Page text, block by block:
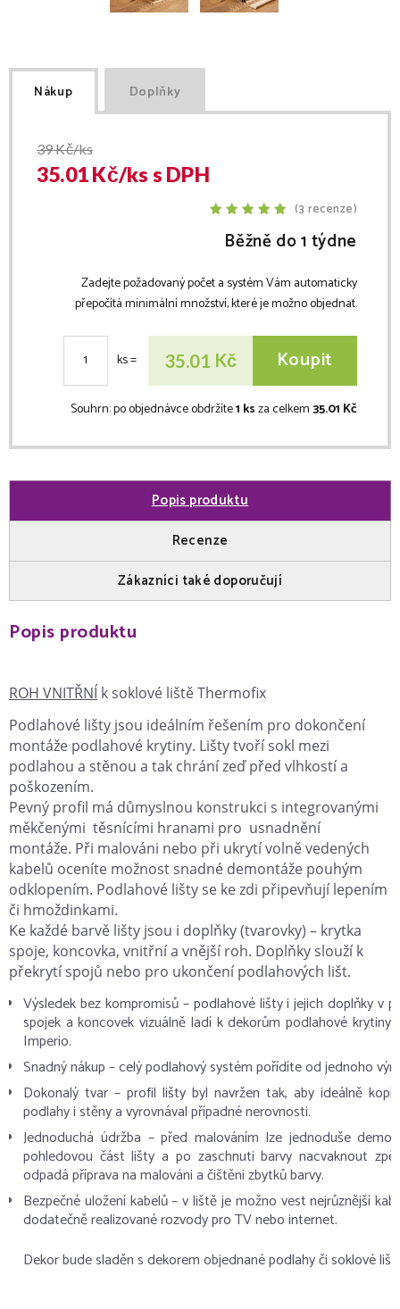
Nákup Doplňky
39Kč/ks
35.01Kč/ks s DPH
(3 recenze)
Běžně do 1 týdne
Zadejte požadovaný počet a systém Vám automaticky
přepočítá minimální množství, které je možno objednat.
ks= 35.01 Kč Koupit
Souhrn:po objednávce obdržíte1 ksza celkem35.01 Kč
Popis produktu
Recenze
Zákazníci také doporučují
Popis produktu
ROH VNITŘNÍ k soklové liště Thermofix
Podlahové lišty jsou ideálním řešením pro dokončení
montáže podlahové krytiny. Lišty tvoří sokl mezi
podlahou a stěnou a tak chrání zeď před vlhkostí a
poškozením.
Pevný profil má důmyslnou konstrukci s integrovanými
měkčenými těsnícími hranami pro usnadnění
montáže. Při malováni nebo při ukrytí volně vedených
kabelů oceníte možnost snadné demontáže pouhým
odklopením. Podlahové lišty se ke zdi připevňují lepením
či hmoždinkami.
Ke každé barvě lišty jsou i doplňky (tvarovky) – krytka
spoje, koncovka, vnitřní a vnější roh. Doplňky slouží k
překrytí spojů nebo pro ukončení podlahových lišt.
Výsledek bez kompromisů – podlahové lišty i jejich doplňky v
spojek a koncovek vizuálně ladí k dekorům podlahové krytiny
Imperio.
Snadný nákup – celý podlahový systém pořídíte od jednoho
Dokonalý tvar – profil lišty byl navržen tak, aby ideálně
podlahy i stěny a vyrovnával případné nerovnosti.
Jednoduchá údržba – před malováním lze jednoduše
pohledovou část lišty a po zaschnuti barvy nacvaknout
odpadá příprava na malováni a čištěni zbytků barvy.
Bezpečné uložení kabelů – v liště je možno vest nejrůznější
dodatečně realizované rozvody pro TV nebo internet.
Dekor bude sladěn s dekorem objednané podlahy či soklové